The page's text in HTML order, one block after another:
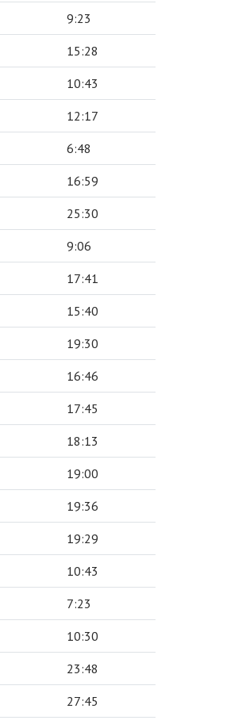
9:23
15:28
10:43
12:17
6:48
16:59
25:30
9:06
17:41
15:40
19:30
16:46
17:45
18:13
19:00
19:36
19:29
10:43
7:23
10:30
23:48
27:45